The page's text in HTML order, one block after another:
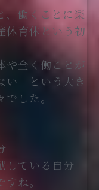
、働くことに楽
休育休という初
や全く働ことが
い」という大き
した。
ている自分」
ね。